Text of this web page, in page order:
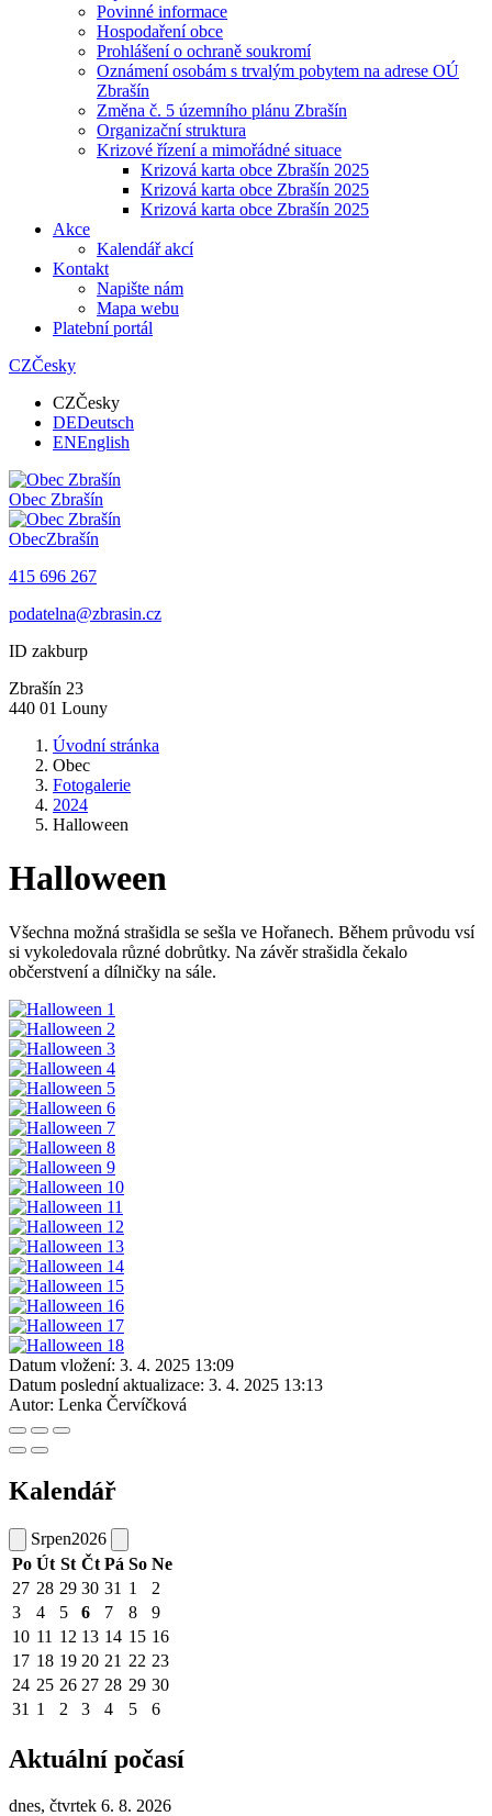
Povinné informace
Hospodaření obce
Prohlášení o ochraně soukromí
Oznámení osobám s trvalým pobytem na adrese OÚ
Zbrašín
Změna č. 5 územního plánu Zbrašín
Organizační struktura
Krizové řízení a mimořádné situace
Krizová karta obce Zbrašín 2025
Krizová karta obce Zbrašín 2025
Krizová karta obce Zbrašín 2025
Akce
Kalendář akcí
Kontakt
Napište nám
Mapa webu
Platební portál
CZČesky
CZČesky
DEDeutsch
ENEnglish
Obec Zbrašín
ObecZbrašín
415 696 267
podatelna@zbrasin.cz
ID zakburp
Zbrašín 23
440 01 Louny
Úvodní stránka
Obec
Fotogalerie
2024
Halloween
Halloween
Všechna možná strašidla se sešla ve Hořanech. Během průvodu vsí
si vykoledovala různé dobrůtky. Na závěr strašidla čekalo
občerstvení a dílničky na sále.
Datum vložení: 3. 4. 2025 13:09
Datum poslední aktualizace: 3. 4. 2025 13:13
Autor: Lenka Červíčková
Kalendář
Srpen2026
Po Út St Čt Pá So Ne
27 28 29 30 31 1
2
3
4 5 6 7 8
9
10 11 12 13 14 15 16
17 18 19 20 21 22 23
24 25 26 27 28 29 30
31 1 2 3 4 5 6
Aktuální počasí
dnes, čtvrtek 6. 8. 2026